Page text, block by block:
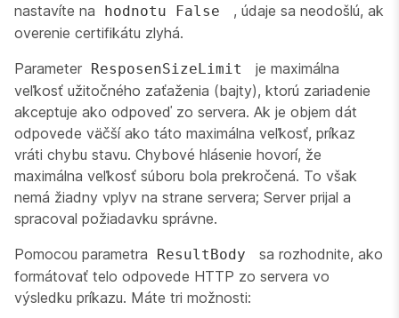
nastavíte na
hodnotu False
, údaje sa neodošlú, ak
overenie certifikátu zlyhá.
Parameter ResposenSizeLimit
je maximálna
veľkosť užitočného zaťaženia (bajty), ktorú zariadenie
akceptuje ako odpoveď zo servera. Ak je objem dát
odpovede väčší ako táto maximálna veľkosť, príkaz
vráti chybu stavu. Chybové hlásenie hovorí, že
maximálna veľkosť súboru bola prekročená. To však
nemá žiadny vplyv na strane servera; Server prijal a
spracoval požiadavku správne.
Pomocou parametra
ResultBody
sa rozhodnite, ako
formátovať telo odpovede HTTP zo servera vo
výsledku príkazu. Máte tri možnosti: